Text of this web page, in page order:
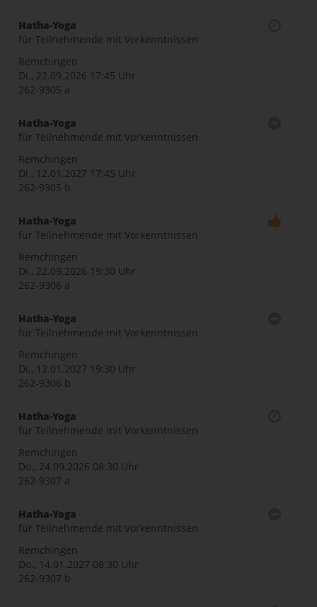
Hatha-Yoga
für Teilnehmende mit Vorkenntnissen
Remchingen
Di., 22.09.2026 17:45 Uhr
262-9305 a
Hatha-Yoga
für Teilnehmende mit Vorkenntnissen
Remchingen
Di., 12.01.2027 17:45 Uhr
262-9305 b
Hatha-Yoga
für Teilnehmende mit Vorkenntnissen
Remchingen
Di., 22.09.2026 19:30 Uhr
262-9306 a
Hatha-Yoga
für Teilnehmende mit Vorkenntnissen
Remchingen
Di., 12.01.2027 19:30 Uhr
262-9306 b
Hatha-Yoga
für Teilnehmende mit Vorkenntnissen
Remchingen
Do., 24.09.2026 08:30 Uhr
262-9307 a
Hatha-Yoga
für Teilnehmende mit Vorkenntnissen
Remchingen
Do., 14.01.2027 08:30 Uhr
262-9307 b